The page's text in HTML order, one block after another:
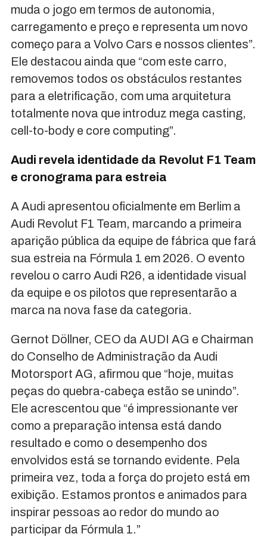
muda o jogo em termos de autonomia,
carregamento e preço e representa um novo
começo para a Volvo Cars e nossos clientes”.
Ele destacou ainda que “com este carro,
removemos todos os obstáculos restantes
para a eletrificação, com uma arquitetura
totalmente nova que introduz mega casting,
cell-to-body e core computing”.
Audi revela identidade da Revolut F1 Team
e cronograma para estreia
A Audi apresentou oficialmente em Berlim a
Audi Revolut F1 Team, marcando a primeira
aparição pública da equipe de fábrica que fará
sua estreia na Fórmula 1 em 2026. O evento
revelou o carro Audi R26, a identidade visual
da equipe e os pilotos que representarão a
marca na nova fase da categoria.
Gernot Döllner, CEO da AUDI AG e Chairman
do Conselho de Administração da Audi
Motorsport AG, afirmou que “hoje, muitas
peças do quebra-cabeça estão se unindo”.
Ele acrescentou que “é impressionante ver
como a preparação intensa está dando
resultado e como o desempenho dos
envolvidos está se tornando evidente. Pela
primeira vez, toda a força do projeto está em
exibição. Estamos prontos e animados para
inspirar pessoas ao redor do mundo ao
participar da Fórmula 1.”